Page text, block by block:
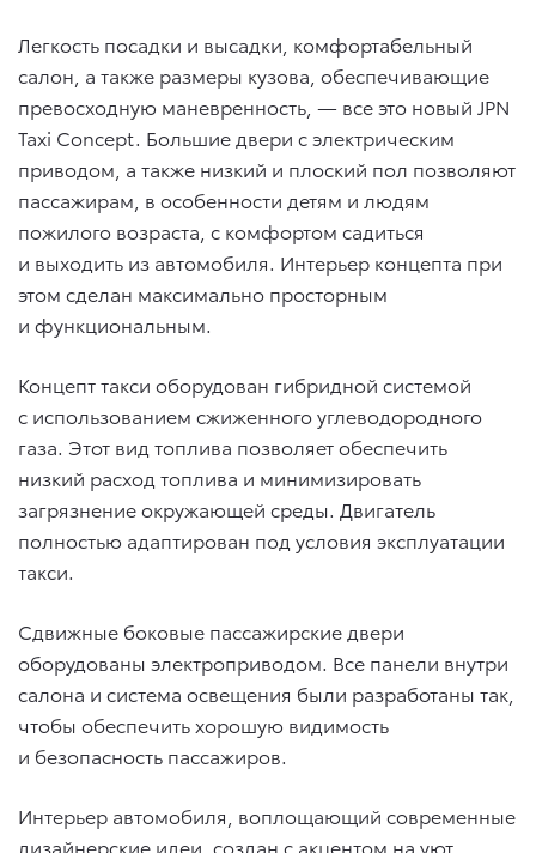
Легкость посадки и высадки, комфортабельный
салон, а также размеры кузова, обеспечивающие
превосходную маневренность, — все это новый JPN
Taxi Concept. Большие двери с электрическим
приводом, а также низкий и плоский пол позволяют
пассажирам, в особенности детям и людям
пожилого возраста, с комфортом садиться
и выходить из автомобиля. Интерьер концепта при
этом сделан максимально просторным
и функциональным.
Концепт такси оборудован гибридной системой
с использованием сжиженного углеводородного
газа. Этот вид топлива позволяет обеспечить
низкий расход топлива и минимизировать
загрязнение окружающей среды. Двигатель
полностью адаптирован под условия эксплуатации
такси.
Сдвижные боковые пассажирские двери
оборудованы электроприводом. Все панели внутри
салона и система освещения были разработаны так,
чтобы обеспечить хорошую видимость
и безопасность пассажиров.
Интерьер автомобиля, воплощающий современные
дизайнерские идеи, создан с акцентом на уют